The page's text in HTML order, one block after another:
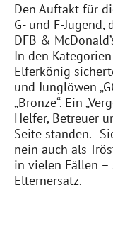
Den Auftakt für
G- und F-
DFB &
In den
Elferkönig
und Junglöwen
„Bronze“. Ein
Helfer, Betreuer
Seite standen.
nein auch als
in vielen Fällen –
Elternersatz.